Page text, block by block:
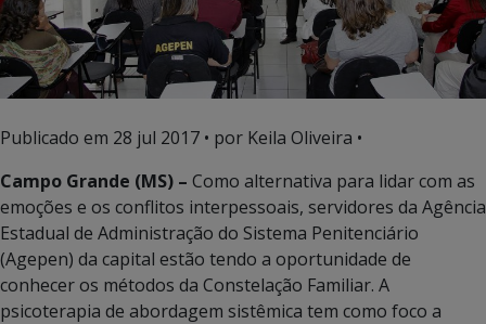
Publicado em 28 jul 2017 • por Keila Oliveira •
Campo Grande (MS) – Como alternativa para lidar com as
emoções e os conflitos interpessoais, servidores da Agência
Estadual de Administração do Sistema Penitenciário
(Agepen) da capital estão tendo a oportunidade de
conhecer os métodos da Constelação Familiar. A
psicoterapia de abordagem sistêmica tem como foco a